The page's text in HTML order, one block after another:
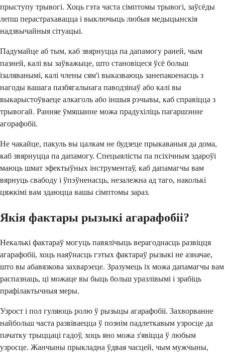
прыступу трывогі. Хоць гэта часта сімптомы трывогі, заўсёды
лепш перастрахавацца і выключыць любыя медыцынскія
надзвычайныя сітуацыі.
Падумайце аб тым, каб звярнуцца па дапамогу раней, чым
пазней, калі вы заўважыце, што становіцеся ўсё больш
ізаляванымі, калі члены сям'і выказваюць занепакоенасць з
нагоды вашага пазбягальнага паводзінаў або калі вы
выкарыстоўваеце алкаголь або іншыя рэчывы, каб справіцца з
трывогай. Ранняе ўмяшанне можа прадухіліць пагаршэнне
агорафобіі.
Не чакайце, пакуль вы цалкам не будзеце прыкаваныя да дома,
каб звярнуцца па дапамогу. Спецыялісты па псіхічным здароўі
маюць шмат эфектыўных інструментаў, каб дапамагчы вам
вярнуць свабоду і ўпэўненасць, незалежна ад таго, наколькі
цяжкімі вам здаюцца вашы сімптомы зараз.
Якія фактары рызыкі агарафобіі?
Некалькі фактараў могуць павялічыць верагоднасць развіцця
агарафобіі, хоць наяўнасць гэтых фактараў рызыкі не азначае,
што вы абавязкова захварэеце. Зразумець іх можа дапамагчы вам
распазнаць, ці можаце вы быць больш уразлівымі і зрабіць
прафілактычныя меры.
Узрост і пол гуляюць ролю ў рызыцы агарафобіі. Захворванне
найбольш часта развіваецца ў познім падлеткавым узросце да
пачатку трыццаці гадоў, хоць яно можа з'явіцца ў любым
узросце. Жанчыны прыкладна ўдвая часцей, чым мужчыны,